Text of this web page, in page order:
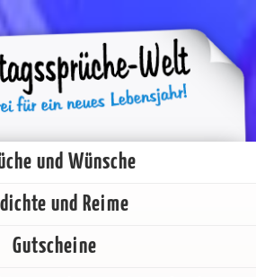
und Wünsche
und Reime
Gutscheine